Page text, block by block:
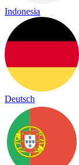
Indonesia
Deutsch